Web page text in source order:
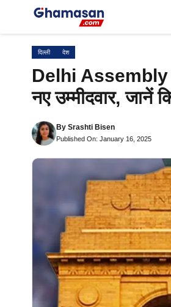
दिल्ली देश
Delhi Assembly
नए उम्मीदवार, जानें
By Srashti Bisen
Published On: January 16, 2025